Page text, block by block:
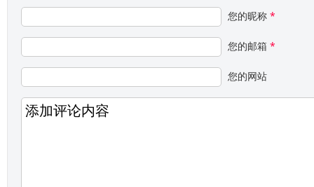
您的昵称 *
您的邮箱 *
您的网站